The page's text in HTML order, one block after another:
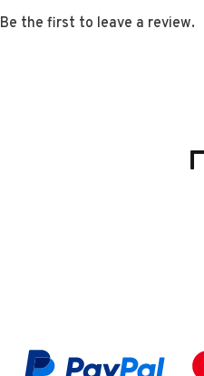
Be the first to leave a review.